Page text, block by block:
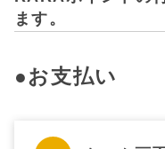
ます。
●お支払い